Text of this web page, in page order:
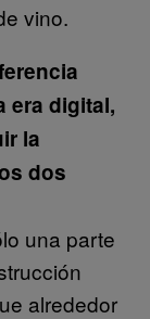
vino.
era digital,
la
dos
una parte
alrededor